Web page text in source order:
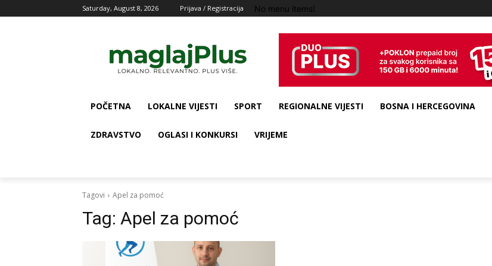
Saturday, August 8, 2026 Prijava / Registracija No menu items!
POČETNA LOKALNE VIJESTI SPORT REGIONALNE VIJESTI BOSNA I HERCEGOVINA
ZDRAVSTVO OGLASI I KONKURSI VRIJEME
Tagovi Apel za pomoć
Tag: Apel za pomoć